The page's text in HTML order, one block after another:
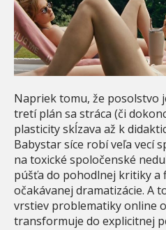
Napriek tomu, že posolstvo
tretí plán sa stráca (či
plasticity skĺzava až k
Babystar síce robí veľa vecí
na toxické spoločenské
púšťa do pohodlnej kritiky a
očakávanej dramatizácie. A
vrstiev problematiky online
transformuje do explicitnej